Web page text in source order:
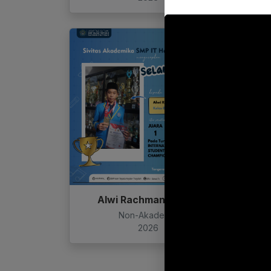
Alwi Rachman Henan
Non-Akademik
2026